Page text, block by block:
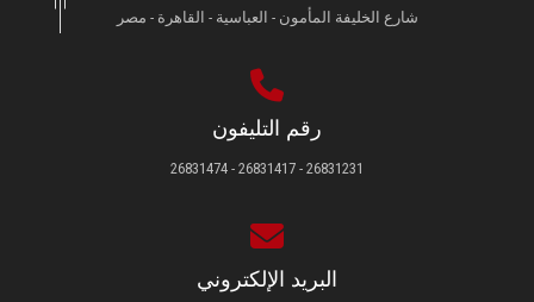
شارع الخليفة المأمون - العباسية - القاهرة - مصر
رقم التليفون
26831231 - 26831417 - 26831474
البريد الإلكتروني